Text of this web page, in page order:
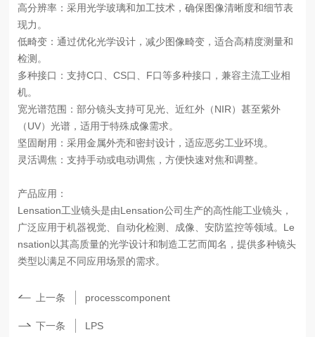
高分辨率：采用光学玻璃和加工技术，确保图像清晰度和细节表
现力。
低畸变：通过优化光学设计，减少图像畸变，适合高精度测量和
检测。
多种接口：支持C口、CS口、F口等多种接口，兼容主流工业相
机。
宽光谱范围：部分镜头支持可见光、近红外（NIR）甚至紫外
（UV）光谱，适用于特殊成像需求。
坚固耐用：采用金属外壳和密封设计，适应恶劣工业环境。
灵活调焦：支持手动或电动调焦，方便快速对焦和调整。
产品应用：
Lensation工业镜头是由Lensation公司生产的高性能工业镜头，
广泛应用于机器视觉、自动化检测、 成像、安防监控等领域。Le
nsation以其高质量的光学设计和制造工艺而闻名，提供多种镜头
类型以满足不同应用场景的需求。
上一条 processcomponent
下一条 LPS